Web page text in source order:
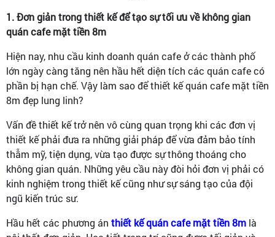
1. Đơn giản trong thiết kế để tạo sự tối ưu về không gian
quán cafe mặt tiền 8m
Hiện nay, nhu cầu kinh doanh quán cafe ở các thành phố
lớn ngày càng tăng nên hầu hết diện tích các quán cafe có
phần bị hạn chế. Vậy làm sao để thiết kế quán cafe mặt tiền
8m đẹp lung linh?
Vấn đề thiết kế trở nên vô cùng quan trọng khi các đơn vị
thiết kế phải đưa ra những giải pháp để vừa đảm bảo tính
thẫm mỹ, tiện dụng, vừa tạo được sự thông thoáng cho
không gian quán. Những yêu cầu này đòi hỏi đơn vị phải có
kinh nghiệm trong thiết kế cũng như sự sáng tạo của đội
ngũ kiến trúc sư.
Hầu hết các phương án thiết kế quán cafe mặt tiền 8m là